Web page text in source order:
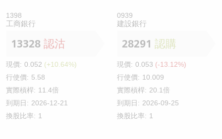
1398
工商銀行
13328 認沽
現價: 0.052 (+10.64%)
行使價: 5.58
實際槓桿: 11.4倍
到期日: 2026-12-21
換股比率: 1
0939
建設銀行
28291 認購
現價: 0.053 (-13.12%)
行使價: 10.009
實際槓桿: 20.1倍
到期日: 2026-09-25
換股比率: 1